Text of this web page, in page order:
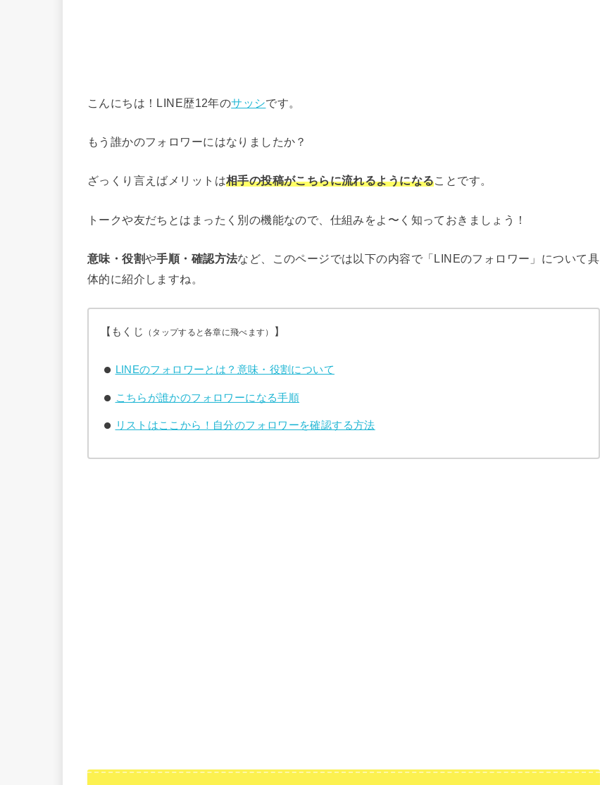
こんにちは！LINE歴12年のサッシです。
もう誰かのフォロワーにはなりましたか？
ざっくり言えばメリットは相手の投稿がこちらに流れるようになることです。
トークや友だちとはまったく別の機能なので、仕組みをよ〜く知っておきましょう！
意味・役割や手順・確認方法など、このページでは以下の内容で「LINEのフォロワー」について具
体的に紹介しますね。
【もくじ （タップすると各章に飛べます） 】
LINEのフォロワーとは？意味・役割について
こちらが誰かのフォロワーになる手順
リストはここから！自分のフォロワーを確認する方法